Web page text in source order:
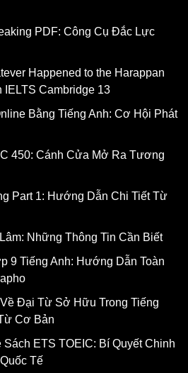
PDF: Công Cụ Đắc Lực
Happened to the Harappan
IELTS Cambridge 13
Bằng Tiếng Anh: Cơ Hội Phát
450: Cánh Cửa Mở Ra Tương
Part 1: Hướng Dẫn Chi Tiết Từ
Những Thông Tin Cần Biết
9 Tiếng Anh: Hướng Dẫn Toàn
Đại Từ Sở Hữu Trong Tiếng
Cơ Bản
ETS TOEIC: Bí Quyết Chinh
Tế